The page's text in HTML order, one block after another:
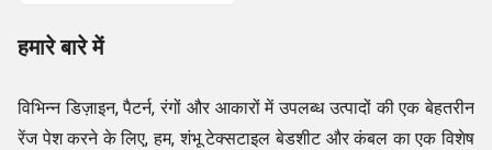
हमारे बारे में
विभिन्न डिज़ाइन, पैटर्न, रंगों और आकारों में उपलब्ध उत्पादों की एक बेहतरीन
रेंज पेश करने के लिए, हम, शंभू टेक्सटाइल बेडशीट और कंबल का एक विशेष